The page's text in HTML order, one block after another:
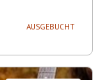
AUSGEBUCHT